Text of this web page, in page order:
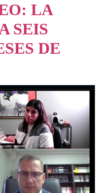
LA
SEIS
DE